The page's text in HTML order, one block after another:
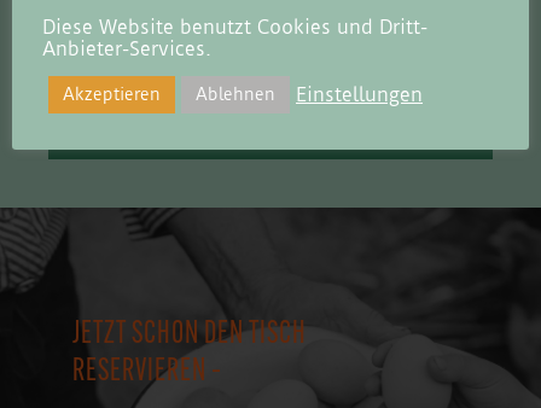
Parkplatz ringcarrée – an Rennveranstaltungen
ist das Parken ab 17:00 Uhr kostenfrei
– KOSTENFREIE PARKPLÄTZE –
JETZT SCHON DEN TISCH
RESERVIEREN –
Diese Website benutzt Cookies und Dritt-
Anbieter-Services.
Akzeptieren Ablehnen Einstellungen